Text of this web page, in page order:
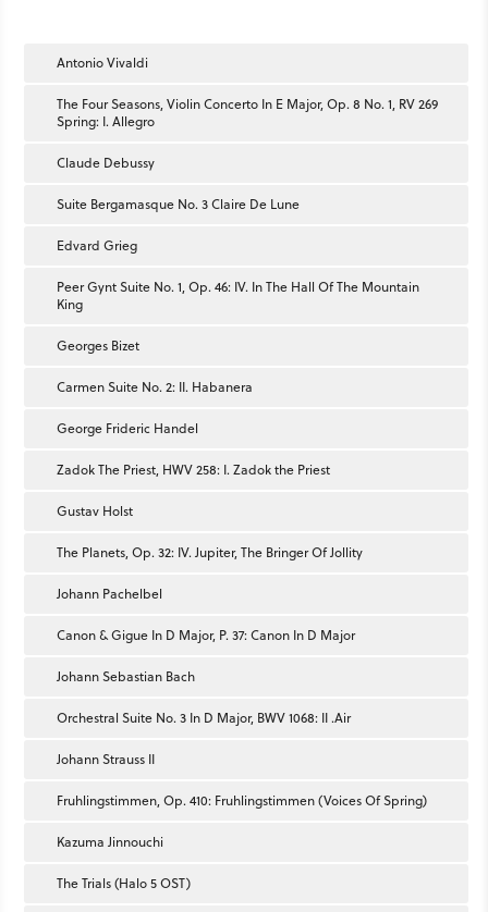
Antonio Vivaldi
The Four Seasons, Violin Concerto In E Major, Op. 8 No. 1, RV 269
Spring: I. Allegro
Claude Debussy
Suite Bergamasque No. 3 Claire De Lune
Edvard Grieg
Peer Gynt Suite No. 1, Op. 46: IV. In The Hall Of The Mountain
King
Georges Bizet
Carmen Suite No. 2: II. Habanera
George Frideric Handel
Zadok The Priest, HWV 258: I. Zadok the Priest
Gustav Holst
The Planets, Op. 32: IV. Jupiter, The Bringer Of Jollity
Johann Pachelbel
Canon & Gigue In D Major, P. 37: Canon In D Major
Johann Sebastian Bach
Orchestral Suite No. 3 In D Major, BWV 1068: II .Air
Johann Strauss II
Fruhlingstimmen, Op. 410: Fruhlingstimmen (Voices Of Spring)
Kazuma Jinnouchi
The Trials (Halo 5 OST)